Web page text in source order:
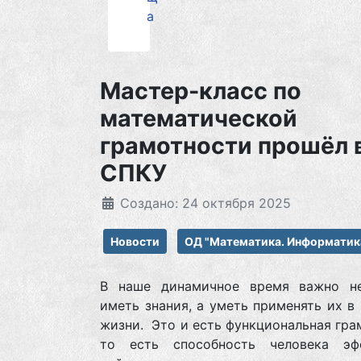
а
Мастер-класс по
математической
грамотности прошёл
СПКУ
Создано: 24 октября 2025
Новости ОД "Математика.
В наше динамичное время важно
иметь знания, а уметь применять их в
жизни. Это и есть функциональная
то есть способность человека